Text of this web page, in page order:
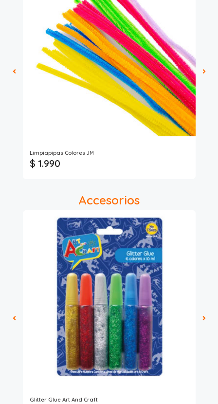
Limpiapipas Colores JM
$ 1.990
Accesorios
Glitter Glue Art And Craft